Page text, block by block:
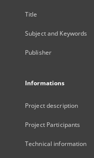
Title
Subject and Keywords
Publisher
Informations
Project description
Project Participants
Technical information